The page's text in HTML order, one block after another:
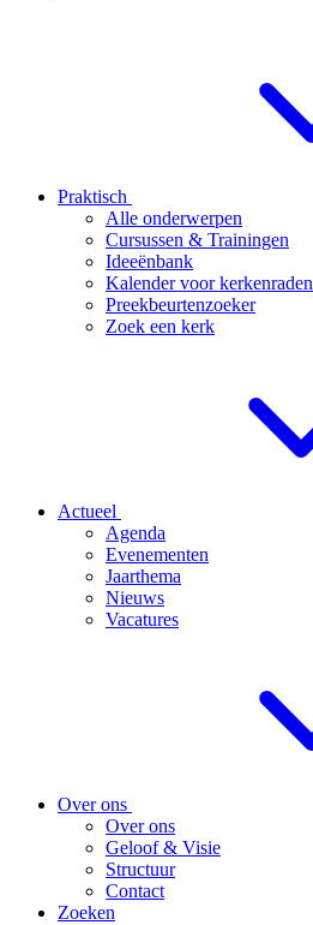
Praktisch
Alle onderwerpen
Cursussen & Trainingen
Ideeënbank
Kalender voor kerkenraden
Preekbeurtenzoeker
Zoek een kerk
Actueel
Agenda
Evenementen
Jaarthema
Nieuws
Vacatures
Over ons
Over ons
Geloof & Visie
Structuur
Contact
Zoeken